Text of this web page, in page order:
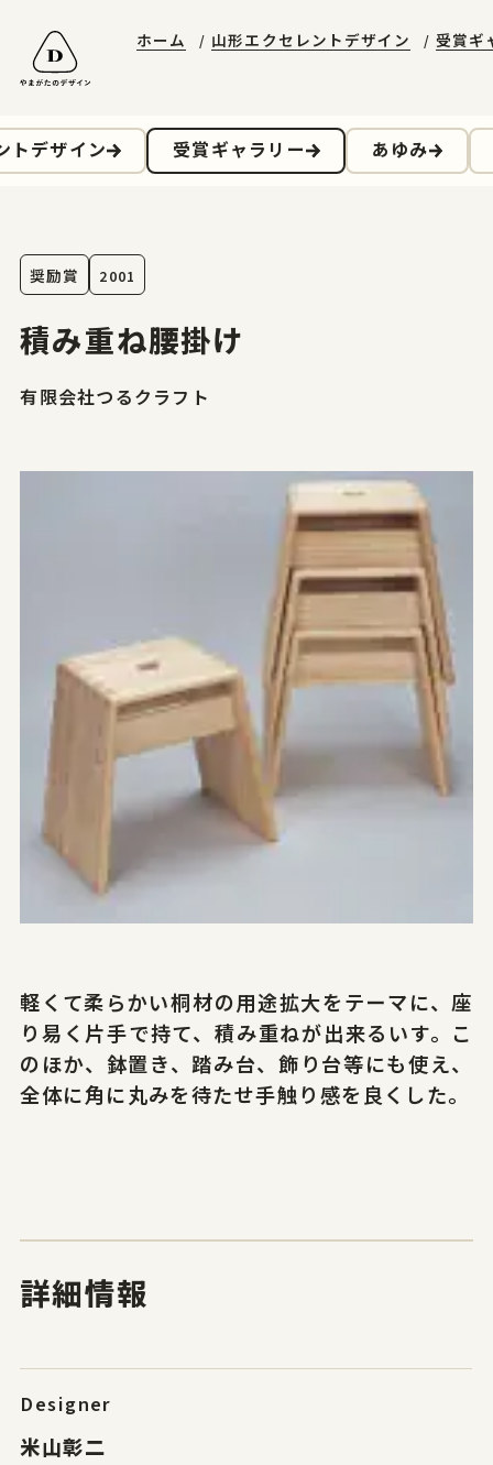
山形エクセレントデザイン
受賞ギャラリー
お問合せ
ホーム
やまがたのデザイン
山形エクセレントデザインのあゆみ
山形エクセレントデザイン募集要項
デザイン支援事例
新着情報
お問合せ
山形県工業技術センター
サイトポリシープライバシーポリシー
ホーム 山形エクセレントデザイン 受賞ギ
トデザイン 受賞ギャラリー あゆみ
奨励賞 2001
積み重ね腰掛け
有限会社つるクラフト
軽くて柔らかい桐材の用途拡大をテーマに、座
り易く片手で持て、積み重ねが出来るいす。こ
のほか、鉢置き、踏み台、飾り台等にも使え、
全体に角に丸みを待たせ手触り感を良くした。
詳細情報
Designer
米山彰二